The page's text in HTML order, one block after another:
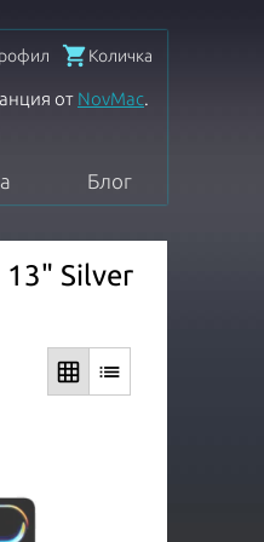
Количка
от NovMac.
Блог
13" Silver
grid_on list